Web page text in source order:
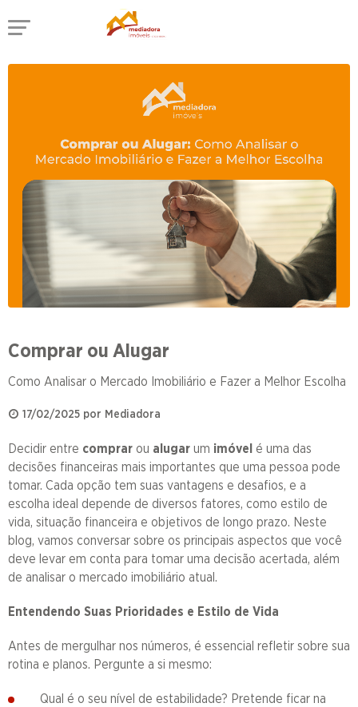
Comprar ou Alugar
Como Analisar o Mercado Imobiliário e Fazer a Melhor Escolha
17/02/2025 por Mediadora
Decidir entre comprar ou alugar um imóvel é uma das
decisões financeiras mais importantes que uma pessoa pode
tomar. Cada opção tem suas vantagens e desafios, e a
escolha ideal depende de diversos fatores, como estilo de
vida, situação financeira e objetivos de longo prazo. Neste
blog, vamos conversar sobre os principais aspectos que você
deve levar em conta para tomar uma decisão acertada, além
de analisar o mercado imobiliário atual.
Entendendo Suas Prioridades e Estilo de Vida
Antes de mergulhar nos números, é essencial refletir sobre sua
rotina e planos. Pergunte a si mesmo:
Qual é o seu nível de estabilidade? Pretende ficar na